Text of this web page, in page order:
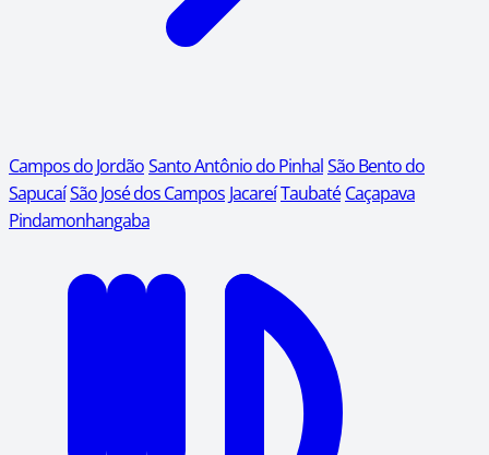
Campos do JordãoSanto Antônio do PinhalSão Bento do
SapucaíSão José dos Campos JacareíTaubaté Caçapava
Pindamonhangaba